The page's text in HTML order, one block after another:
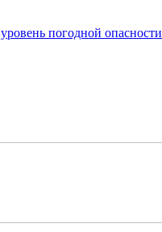
погодной опасности